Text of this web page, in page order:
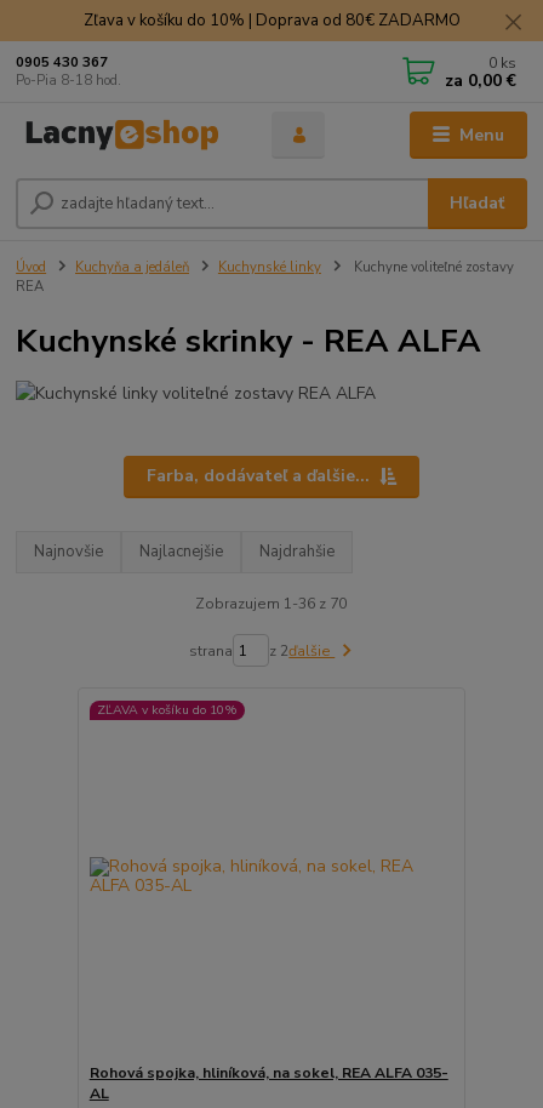
Zľava v košíku do 10% | Doprava od 80€ ZADARMO
Menu
Hľadať
0905 430 367
Po-Pia 8-18 hod.
0 ks
za 0,00 €
Úvod Kuchyňa a jedáleň Kuchynské linky
Kuchyne voliteľné zostavy
REA
Kuchynské skrinky - REA ALFA
Farba, dodávateľ a ďalšie...
Najnovšie Najlacnejšie Najdrahšie
Zobrazujem 1-36 z 70
strana z 2ďalšie
ZĽAVA v košíku do 10%
Rohová spojka, hliníková, na sokel, REA ALFA 035-
AL